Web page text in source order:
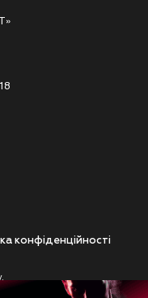
конфiденцiйностi
21-річного віку.